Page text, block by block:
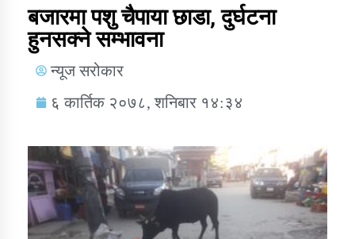
Trending Now
कुषि बिकास कार्यालय जुम्ला सुचना सन्देश
डिभिजन कार्यालय जुम्लाको सुचना सन्देश
बजारमा पशु चैपाया छाडा, दुर्घटना
हुनसक्ने सम्भावना
न्यूज सरोकार
६ कार्तिक २०७८, शनिबार १४:३४